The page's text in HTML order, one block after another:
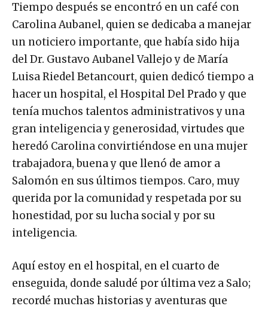
Tiempo después se encontró en un café con
Carolina Aubanel, quien se dedicaba a manejar
un noticiero importante, que había sido hija
del Dr. Gustavo Aubanel Vallejo y de María
Luisa Riedel Betancourt, quien dedicó tiempo a
hacer un hospital, el Hospital Del Prado y que
tenía muchos talentos administrativos y una
gran inteligencia y generosidad, virtudes que
heredó Carolina convirtiéndose en una mujer
trabajadora, buena y que llenó de amor a
Salomón en sus últimos tiempos. Caro, muy
querida por la comunidad y respetada por su
honestidad, por su lucha social y por su
inteligencia.
Aquí estoy en el hospital, en el cuarto de
enseguida, donde saludé por última vez a Salo;
recordé muchas historias y aventuras que